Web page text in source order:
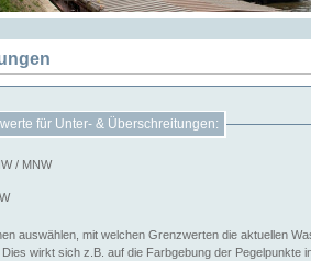
für Unter- & Überschreitungen:
/ MNW
auswählen, mit welchen Grenzwerten die aktuellen
werden. Dies wirkt sich z.B. auf die Farbgebung der Pegelpunkte